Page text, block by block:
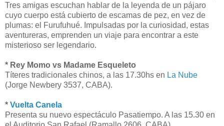
Tres amigas escuchan hablar de la leyenda de un pájaro
cuyo cuerpo está cubierto de escamas de pez, en vez de
plumas: el Furufuhué. Impulsadas por la curiosidad, estas
aventureras, emprenden un viaje para encontrar a este
misterioso ser legendario.
* Rey Momo vs Madame Esqueleto
Títeres tradicionales chinos, a las 17.30hs en La Nube
(Jorge Newbery 3537, CABA).
* Vuelta Canela
Presenta su nuevo espectáculo Pasatiempo. A las 15.30 en